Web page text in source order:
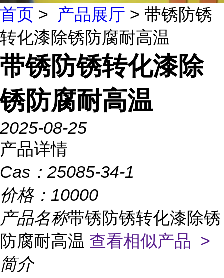
首页 > 产品展厅 > 带锈防锈
转化漆除锈防腐耐高温
带锈防锈转化漆除
锈防腐耐高温
2025-08-25
产品详情
Cas： 25085-34-1
价格： 10000
产品名称带锈防锈转化漆除锈
防腐耐高温 查看相似产品 >
简介